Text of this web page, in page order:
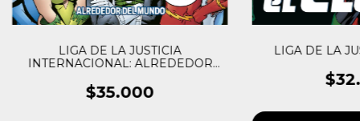
LIGA DE LA JUSTICIA
INTERNACIONAL: ALREDEDOR
$35.000
LIGA DE LA